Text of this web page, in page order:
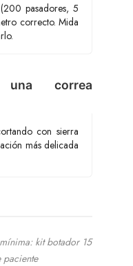
pasadores, 5
correcto. Mida
una correa
con sierra
más delicada
kit botador 15